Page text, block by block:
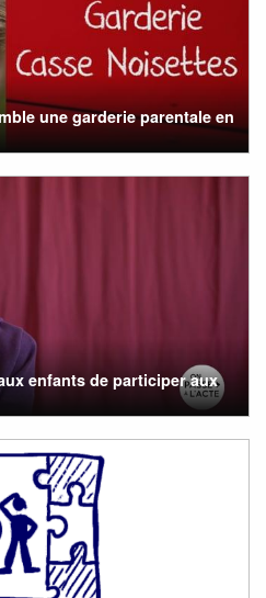
une garderie parentale en
enfants de participer aux